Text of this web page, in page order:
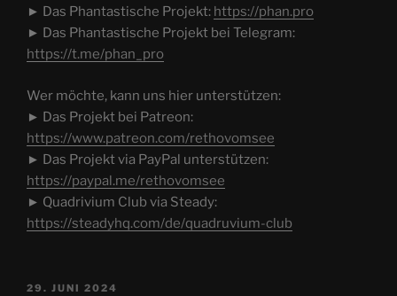
► Das Phantastische Projekt: https://phan.pro
► Das Phantastische Projekt bei Telegram:
https://t.me/phan_pro
Wer möchte, kann uns hier unterstützen:
► Das Projekt bei Patreon:
https://www.patreon.com/rethovomsee
► Das Projekt via PayPal unterstützen:
https://paypal.me/rethovomsee
► Quadrivium Club via Steady:
https://steadyhq.com/de/quadruvium-club
VERÖFFENTLICHT
29. JUNI 2024